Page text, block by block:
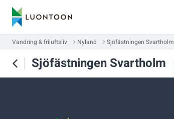
Vandring & friluftsliv Nyland Sjöfästningen Svartholm
Sjöfästningen Svartholm